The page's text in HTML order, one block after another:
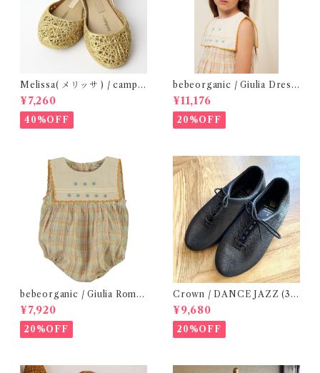
Melissa( メリッサ ) / campa
na ( Gold )28-33
¥7,260
40%OFF
bebeorganic / Giulia Dress
Lagoon Check (2-6y)
¥11,176
20%OFF
bebeorganic / Giulia Romp
er Lagoon Check( 6・12ｍ)
¥7,920
20%OFF
Crown / DANCE JAZZ (3:2
2cm / 6:24-24,5 ) Black
¥9,680
20%OFF